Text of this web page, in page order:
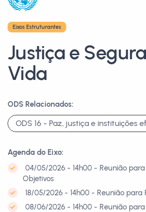
Eixos Estruturantes
Justiça e
Vida
ODS Relacionados:
ODS 16 - Paz, justiça e instituições
Agenda do Eixo:
04/05/2026 - 14h00 - Reunião
Objetivos
18/05/2026 - 14h00 - Reunião
08/06/2026 - 14h00 - Reunião